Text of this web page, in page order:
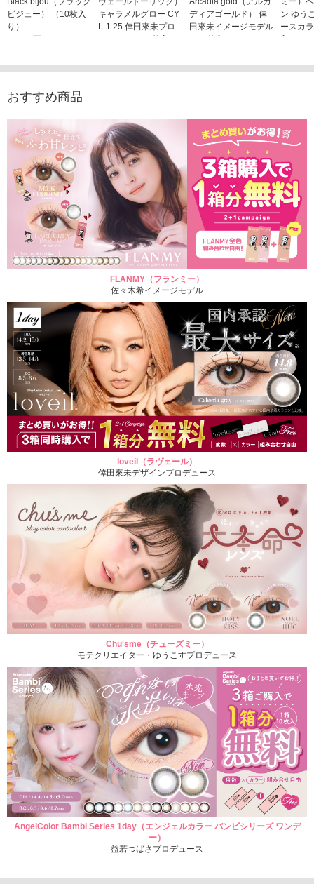
ビジュー） （10枚入
り）
1,760円
キャラメルグロー CY
L-1.25 倖田來未プロ
デュース （10枚入
1,760円(税込)
ディアゴールド） 倖
田來未イメージモデル
（10枚入り）
ン ゆう
ースカ
入り）
おすすめ商品
FLANMY（フランミー）
佐々木希イメージモデル
loveil（ラヴェール）
倖田來未デザインプロデュース
Chu'sme（チューズミー）
モテクリエイター・ゆうこすプロデュース
AngelColor Bambi Series 1day（エンジェルカラー バンビシリーズ ワンデ
ー）
益若つばさプロデュース